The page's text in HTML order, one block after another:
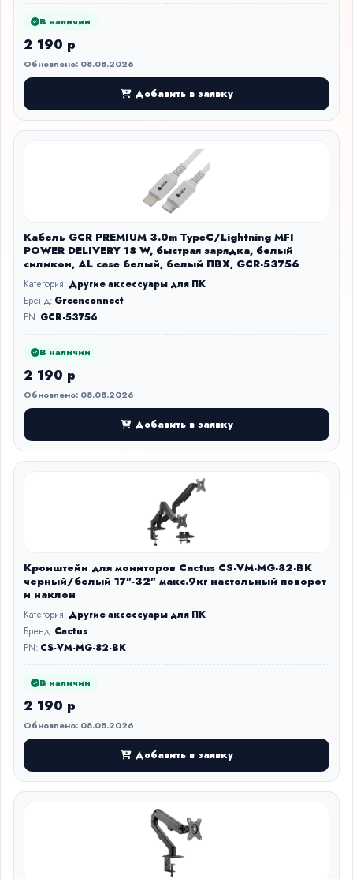
В наличии
2 190 р
Обновлено: 08.08.2026
Добавить в заявку
Кабель GCR PREMIUM 3.0m TypeC/Lightning MFI
POWER DELIVERY 18 W, быстрая зарядка, белый
силикон, AL case белый, белый ПВХ, GCR-53756
Категория: Другие аксессуары для ПК
Бренд: Greenconnect
PN: GCR-53756
В наличии
2 190 р
Обновлено: 08.08.2026
Добавить в заявку
Кронштейн для мониторов Cactus CS-VM-MG-82-BK
черный/белый 17"-32" макс.9кг настольный поворот
и наклон
Категория: Другие аксессуары для ПК
Бренд: Cactus
PN: CS-VM-MG-82-BK
В наличии
2 190 р
Обновлено: 08.08.2026
Добавить в заявку